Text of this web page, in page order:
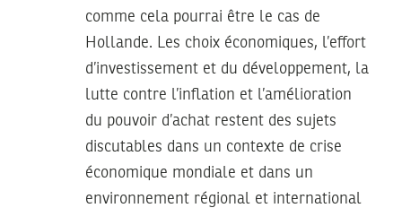
comme cela pourrai être le cas de
Hollande. Les choix économiques, l’effort
d’investissement et du développement, la
lutte contre l’inflation et l’amélioration
du pouvoir d’achat restent des sujets
discutables dans un contexte de crise
économique mondiale et dans un
environnement régional et international